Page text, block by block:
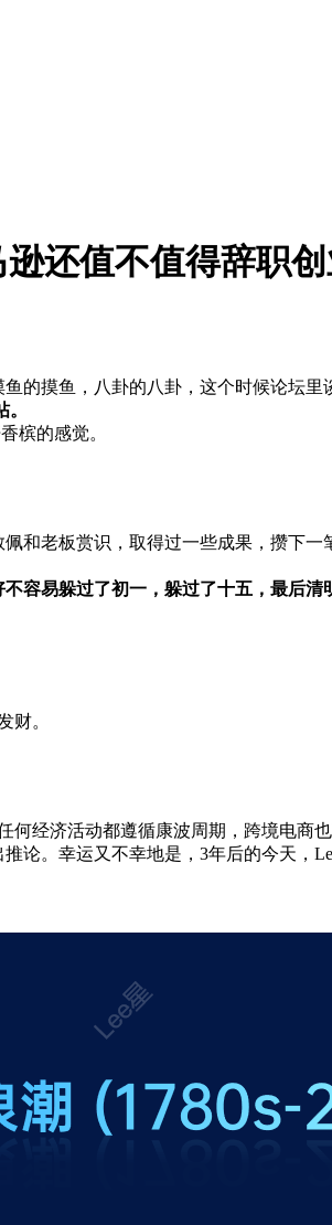
还值不值得辞职创
的摸鱼，八卦的八卦，这个时候论坛里
槟的感觉。
和老板赏识，取得过一些成果，攒下
不容易躲过了初一，躲过了十五，最后
财。
何经济活动都遵循康波周期，跨境电商也
论。幸运又不幸地是，3年后的今天，